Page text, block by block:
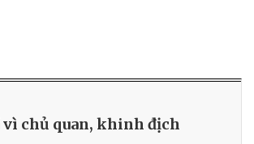
vì chủ quan, khinh địch